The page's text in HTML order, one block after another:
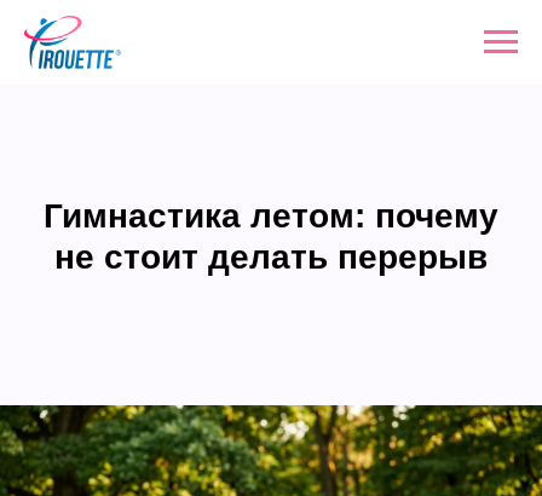
Гимнастика летом: почему
не стоит делать перерыв